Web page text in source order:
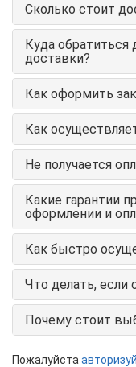
Сколько стоит
Куда обратиться
доставки?
Как оформить
Как
Не получается
Какие гарантии
оформлении и
Как быстро
Что делать, если
Почему стоит
Пожалуйста